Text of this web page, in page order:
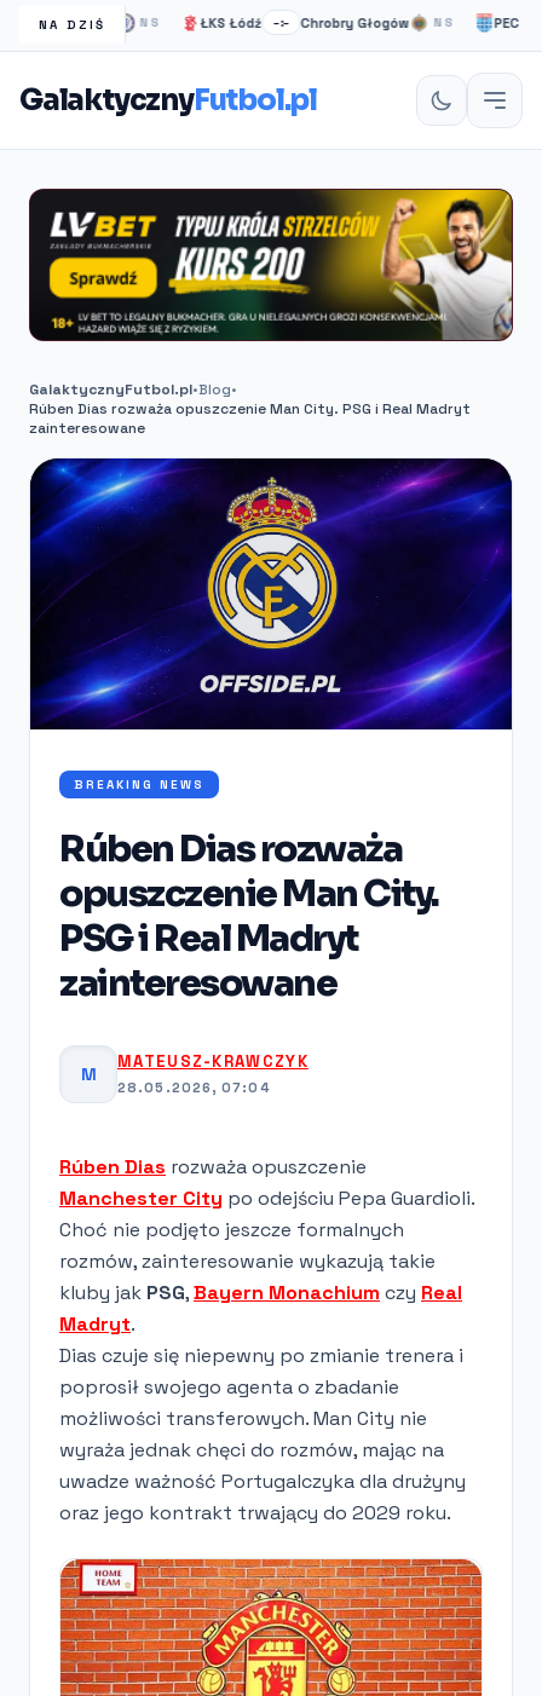
NA DZIŚ
Londyn NS ŁKS Łódź –:– Chrobry Głogów NS PEC Zwolle
GalaktycznyFutbol.pl
GalaktycznyFutbol.pl•Blog•
Rúben Dias rozważa opuszczenie Man City. PSG i Real Madryt
zainteresowane
BREAKING NEWS
Rúben Dias rozważa
opuszczenie Man City.
PSG i Real Madryt
zainteresowane
M
MATEUSZ-KRAWCZYK
28.05.2026, 07:04
Rúben Dias rozważa opuszczenie
Manchester City po odejściu Pepa Guardioli.
Choć nie podjęto jeszcze formalnych
rozmów, zainteresowanie wykazują takie
kluby jak PSG,Bayern Monachium czy Real
Madryt.
Dias czuje się niepewny po zmianie trenera i
poprosił swojego agenta o zbadanie
możliwości transferowych. Man City nie
wyraża jednak chęci do rozmów, mając na
uwadze ważność Portugalczyka dla drużyny
oraz jego kontrakt trwający do 2029 roku.